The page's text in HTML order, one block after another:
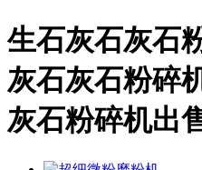
生石灰石灰石
灰石灰石粉碎
灰石粉碎机出